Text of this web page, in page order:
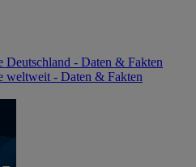
Deutschland - Daten & Fakten
weltweit - Daten & Fakten